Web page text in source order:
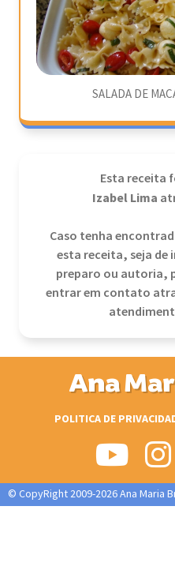
SALADA DE
Esta receita
Izabel Lima
Caso tenha
esta receita, seja de
preparo ou autoria,
entrar em contato
Ana
POLITICA DE
© CopyRight 2009-2026 Ana